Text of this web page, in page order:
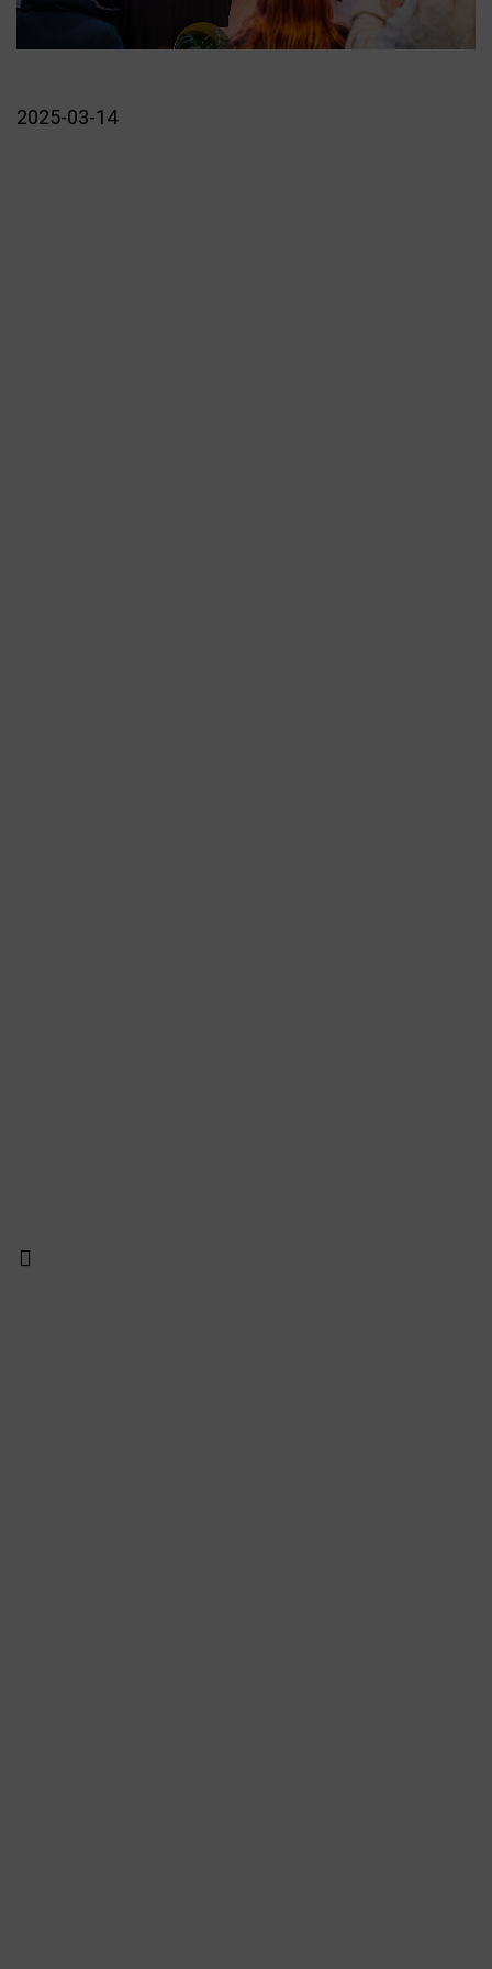
Press kit
Contactos
2025-03-14